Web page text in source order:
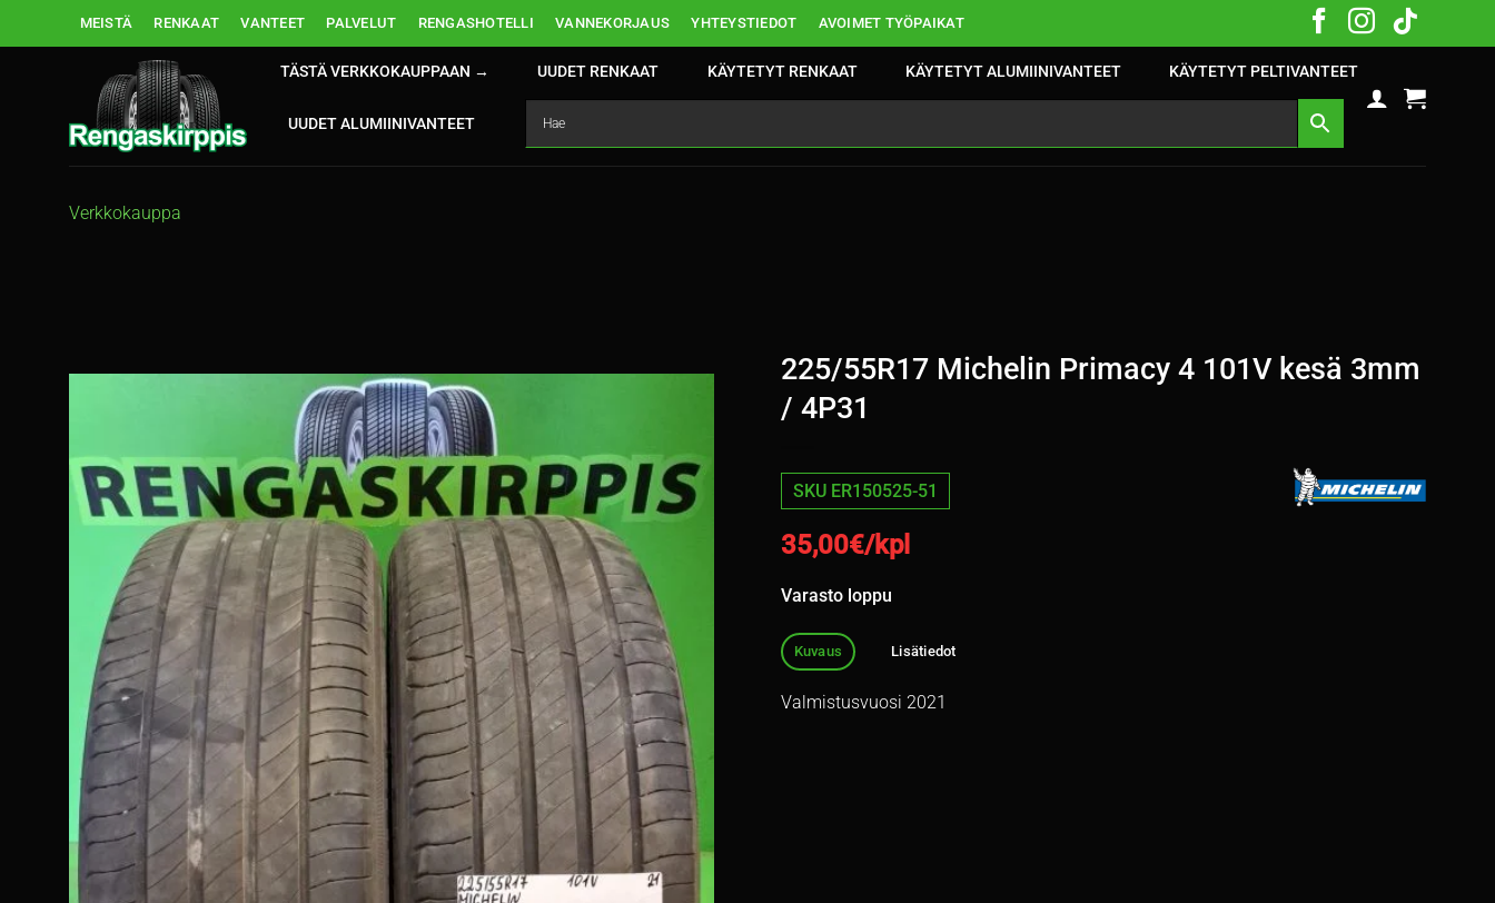
MEISTÄ RENKAAT VANTEET PALVELUT RENGASHOTELLI VANNEKORJAUS YHTEYSTIEDOT AVOIMET TYÖPAIKAT
TÄSTÄ VERKKOKAUPPAAN → UUDET RENKAAT KÄYTETYT RENKAAT KÄYTETYT ALUMIINIVANTEET KÄYTETYT PELTIVANTEET
UUDET ALUMIINIVANTEET
Verkkokauppa
225/55R17 Michelin Primacy 4 101V kesä 3mm
/ 4P31
SKU ER150525-51
35,00€/kpl
Varasto loppu
Kuvaus Lisätiedot
Valmistusvuosi 2021